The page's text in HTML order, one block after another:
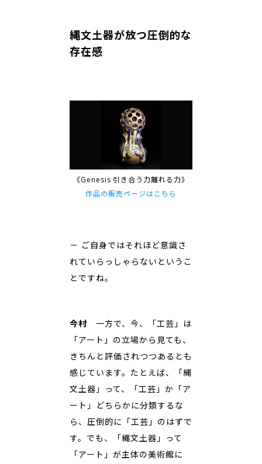
縄文土器が放つ圧倒的な
存在感
《Genesis 引き合う力離れる力》
作品の販売ページはこちら
－ ご自身ではそれほど意識さ
れていらっしゃらないというこ
とですね。
今村 一方で、今、「工芸」は
「アート」の立場から見ても、
きちんと評価されつつあるとも
感じています。たとえば、「縄
文土器」って、「工芸」か「ア
ート」どちらかに分類するな
ら、圧倒的に「工芸」のはずで
す。でも、「縄文土器」って
「アート」が主体の美術館に